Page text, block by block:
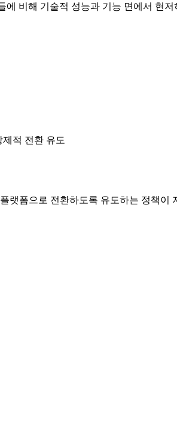
비해 기술적 성능과 기능 면에서 현
제적 전환 유도
랫폼으로 전환하도록 유도하는 정책이